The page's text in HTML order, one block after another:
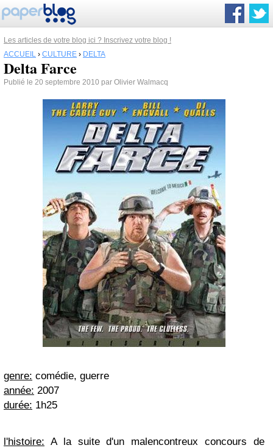
Les articles de votre blog ici ? Inscrivez votre blog !
ACCUEIL › CULTURE › DELTA
Delta Farce
Publié le 20 septembre 2010 par Olivier Walmacq
genre: comédie, guerre
année: 2007
durée: 1h25
l'histoire: A la suite d'un malencontreux concours de